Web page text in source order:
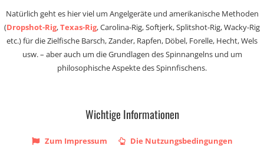
Natürlich geht es hier viel um Angelgeräte und amerikanische Methoden
(Dropshot-Rig,Texas-Rig, Carolina-Rig, Softjerk, Splitshot-Rig, Wacky-Rig
etc.) für die Zielfische Barsch, Zander, Rapfen, Döbel, Forelle, Hecht, Wels
usw. – aber auch um die Grundlagen des Spinnangelns und um
philosophische Aspekte des Spinnfischens.
Wichtige Informationen
Zum Impressum Die Nutzungsbedingungen